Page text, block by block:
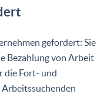
gefordert: Sie
Bezahlung von Arbeit
die Fort- und